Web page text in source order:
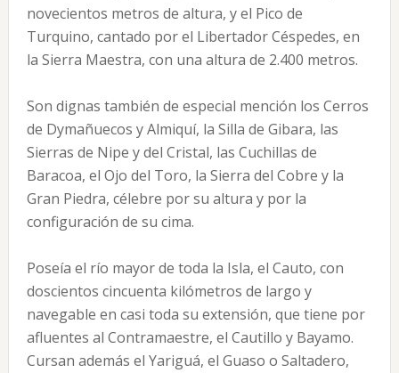
novecientos metros de altura, y el Pico de
Turquino, cantado por el Libertador Céspedes, en
la Sierra Maestra, con una altura de 2.400 metros.
Son dignas también de especial mención los Cerros
de Dymañuecos y Almiquí, la Silla de Gibara, las
Sierras de Nipe y del Cristal, las Cuchillas de
Baracoa, el Ojo del Toro, la Sierra del Cobre y la
Gran Piedra, célebre por su altura y por la
configuración de su cima.
Poseía el río mayor de toda la Isla, el Cauto, con
doscientos cincuenta kilómetros de largo y
navegable en casi toda su extensión, que tiene por
afluentes al Contramaestre, el Cautillo y Bayamo.
Cursan además el Yariguá, el Guaso o Saltadero,